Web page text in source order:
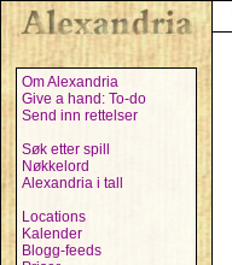
Om Alexandria
Give a hand: To-do
Send inn rettelser
Søk etter spill
Nøkkelord
Alexandria i tall
Locations
Kalender
Blogg-feeds